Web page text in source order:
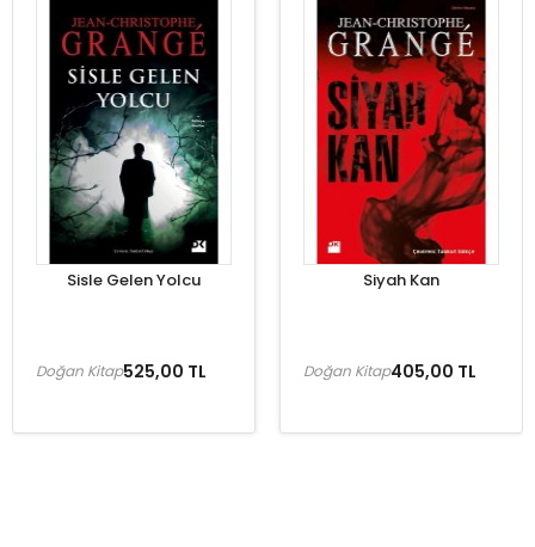
Sisle Gelen Yolcu
525,00 TL
Doğan Kitap
Siyah Kan
405,00 TL
Doğan Kitap